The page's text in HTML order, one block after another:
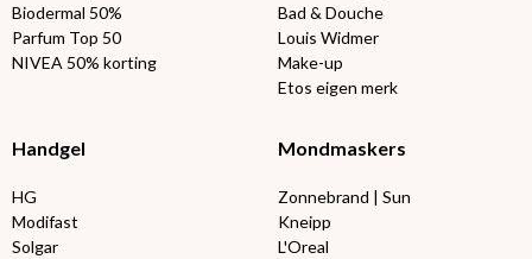
Biodermal 50%
Parfum Top 50
NIVEA 50% korting
Bad & Douche
Louis Widmer
Make-up
Etos eigen merk
Handgel
HG
Modifast
Solgar
Mondmaskers
Zonnebrand | Sun
Kneipp
L'Oreal